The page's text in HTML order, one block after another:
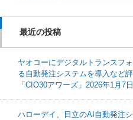
最近の投稿
ヤオコーにデジタルトランスフ
る自動発注システムを導入など
「CIO30アワーズ」2026年1月7日
ハローデイ、日立のAI自動発注